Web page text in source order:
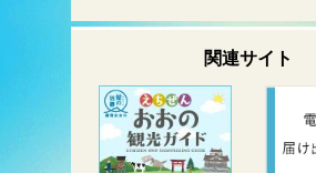
関連サイト